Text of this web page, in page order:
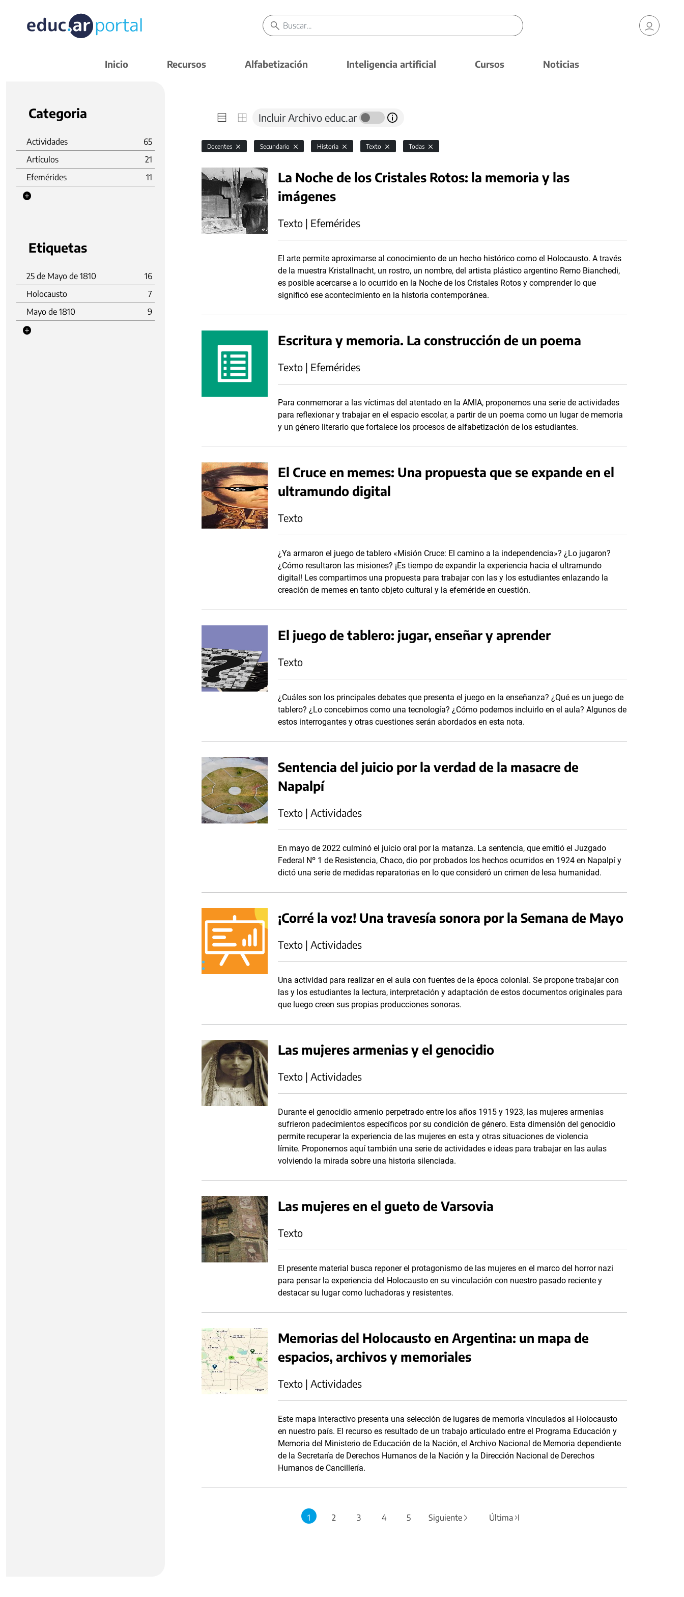
Inicio Recursos Alfabetización Inteligencia artificial Cursos Noticias
Categoria
Actividades
65
Artículos
21
Efemérides
11
Etiquetas
25 de Mayo de 1810
16
Holocausto
7
Mayo de 1810
9
Incluir Archivo educ.ar
Docentes Secundario Historia Texto Todas
La Noche de los Cristales Rotos: la memoria y las
imágenes
Texto | Efemérides
El arte permite aproximarse al conocimiento de un hecho histórico como el Holocausto. A través
de la muestra Kristallnacht, un rostro, un nombre, del artista plástico argentino Remo Bianchedi,
es posible acercarse a lo ocurrido en la Noche de los Cristales Rotos y comprender lo que
significó ese acontecimiento en la historia contemporánea.
Escritura y memoria. La construcción de un poema
Texto | Efemérides
Para conmemorar a las víctimas del atentado en la AMIA, proponemos una serie de actividades
para reflexionar y trabajar en el espacio escolar, a partir de un poema como un lugar de memoria
y un género literario que fortalece los procesos de alfabetización de los estudiantes.
El Cruce en memes: Una propuesta que se expande en el
ultramundo digital
Texto
¿Ya armaron el juego de tablero «Misión Cruce: El camino a la independencia»? ¿Lo jugaron?
¿Cómo resultaron las misiones? ¡Es tiempo de expandir la experiencia hacia el ultramundo
digital! Les compartimos una propuesta para trabajar con las y los estudiantes enlazando la
creación de memes en tanto objeto cultural y la efeméride en cuestión.
El juego de tablero: jugar, enseñar y aprender
Texto
¿Cuáles son los principales debates que presenta el juego en la enseñanza? ¿Qué es un juego de
tablero? ¿Lo concebimos como una tecnología? ¿Cómo podemos incluirlo en el aula? Algunos de
estos interrogantes y otras cuestiones serán abordados en esta nota.
Sentencia del juicio por la verdad de la masacre de
Napalpí
Texto | Actividades
En mayo de 2022 culminó el juicio oral por la matanza. La sentencia, que emitió el Juzgado
Federal Nº 1 de Resistencia, Chaco, dio por probados los hechos ocurridos en 1924 en Napalpí y
dictó una serie de medidas reparatorias en lo que consideró un crimen de lesa humanidad.
¡Corré la voz! Una travesía sonora por la Semana de Mayo
Texto | Actividades
Una actividad para realizar en el aula con fuentes de la época colonial. Se propone trabajar con
las y los estudiantes la lectura, interpretación y adaptación de estos documentos originales para
que luego creen sus propias producciones sonoras.
Las mujeres armenias y el genocidio
Texto | Actividades
Durante el genocidio armenio perpetrado entre los años 1915 y 1923, las mujeres armenias
sufrieron padecimientos específicos por su condición de género. Esta dimensión del genocidio
permite recuperar la experiencia de las mujeres en esta y otras situaciones de violencia
límite. Proponemos aquí también una serie de actividades e ideas para trabajar en las aulas
volviendo la mirada sobre una historia silenciada.
Las mujeres en el gueto de Varsovia
Texto
El presente material busca reponer el protagonismo de las mujeres en el marco del horror nazi
para pensar la experiencia del Holocausto en su vinculación con nuestro pasado reciente y
destacar su lugar como luchadoras y resistentes.
Memorias del Holocausto en Argentina: un mapa de
espacios, archivos y memoriales
Texto | Actividades
Este mapa interactivo presenta una selección de lugares de memoria vinculados al Holocausto
en nuestro país. El recurso es resultado de un trabajo articulado entre el Programa Educación y
Memoria del Ministerio de Educación de la Nación, el Archivo Nacional de Memoria dependiente
de la Secretaría de Derechos Humanos de la Nación y la Dirección Nacional de Derechos
Humanos de Cancillería.
1 2 3 4 5 Siguiente Última